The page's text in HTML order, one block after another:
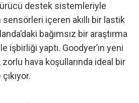
destek sistemleriyle
içeren akıllı bir lastik
bağımsız bir araştırma
işbirliği yaptı. Goodyer’ın yeni
zorlu hava koşullarında ideal bir